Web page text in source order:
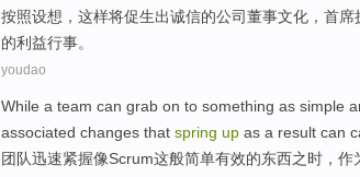
按照设想，这样将促生出诚信的公司董事文化， 首席
的利益行事。
youdao
While a team can grab on to something as simple
associated changes that spring up as a result can
团队迅速紧握像Scrum这般简单有效的东西之时 ， 作